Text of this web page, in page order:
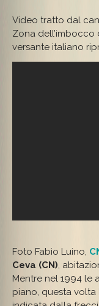
Video tratto dal
Zona dell’imbocco
versante italiano
Foto Fabio Luino,
Ceva (CN) ,
Mentre nel 1994 le
piano, questa volta